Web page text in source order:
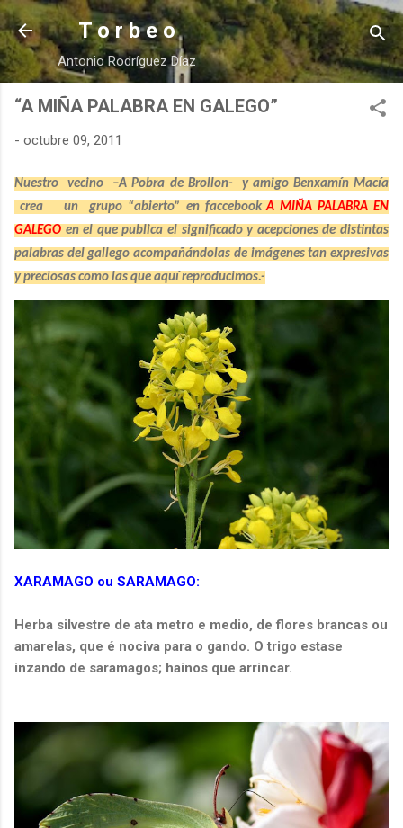
Ir al contenido principal
T o r b e o
Antonio Rodríguez Díaz
“A MIÑA PALABRA EN GALEGO”
- octubre 09, 2011
Nuestro vecino –A Pobra de Brollon-
y amigo Benxamín Macía
crea
un grupo “abierto” en faccebookA MIÑA PALABRA EN
GALEGO en el que publica el significado y acepciones de distintas
palabras del gallego acompañándolas de imágenes tan expresivas
y preciosas como las que aquí reproducimos.-
XARAMAGO ou SARAMAGO:
Herba silvestre de ata metro e medio, de flores brancas ou
amarelas, que é nociva para o gando. O trigo estase
inzando de saramagos; hainos que arrincar.